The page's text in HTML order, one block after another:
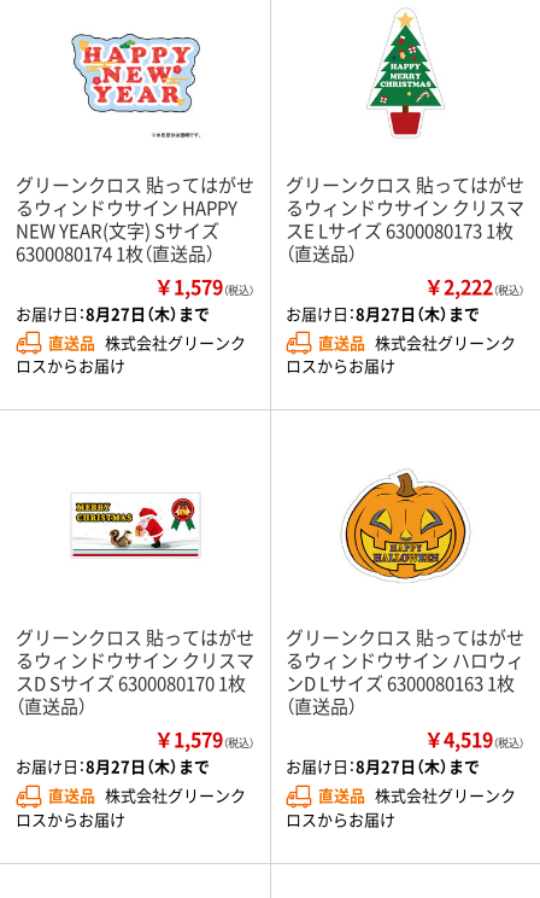
グリーンクロス 貼ってはがせ
るウィンドウサイン HAPPY
NEW YEAR(文字) Sサイズ
6300080174 1枚（直送品）
￥1,579（税込）
お届け日：8月27日（木）まで
直送品 株式会社グリーンク
ロスからお届け
グリーンクロス 貼ってはがせ
るウィンドウサイン クリスマ
スE Lサイズ 6300080173 1枚
（直送品）
￥2,222（税込）
お届け日：8月27日（木）まで
直送品 株式会社グリーンク
ロスからお届け
グリーンクロス 貼ってはがせ
るウィンドウサイン クリスマ
スD Sサイズ 6300080170 1枚
（直送品）
￥1,579（税込）
お届け日：8月27日（木）まで
直送品 株式会社グリーンク
ロスからお届け
グリーンクロス 貼ってはがせ
るウィンドウサイン ハロウィ
ンD Lサイズ 6300080163 1枚
（直送品）
￥4,519（税込）
お届け日：8月27日（木）まで
直送品 株式会社グリーンク
ロスからお届け